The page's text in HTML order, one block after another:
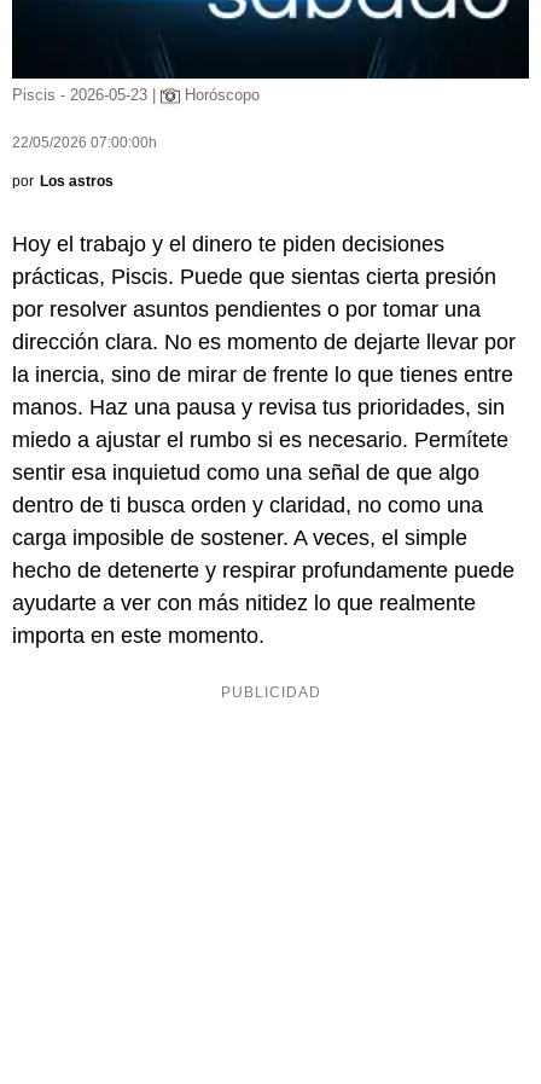
Piscis - 2026-05-23 | Horóscopo
22/05/2026 07:00:00h
por Los astros
Hoy el trabajo y el dinero te piden decisiones
prácticas, Piscis. Puede que sientas cierta presión
por resolver asuntos pendientes o por tomar una
dirección clara. No es momento de dejarte llevar por
la inercia, sino de mirar de frente lo que tienes entre
manos. Haz una pausa y revisa tus prioridades, sin
miedo a ajustar el rumbo si es necesario. Permítete
sentir esa inquietud como una señal de que algo
dentro de ti busca orden y claridad, no como una
carga imposible de sostener. A veces, el simple
hecho de detenerte y respirar profundamente puede
ayudarte a ver con más nitidez lo que realmente
importa en este momento.